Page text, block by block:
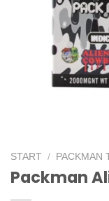
START / PACKMAN
Packman